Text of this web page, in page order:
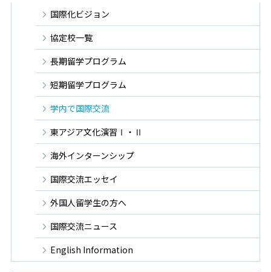
国際化ビジョン
協定校一覧
長期留学プログラム
短期留学プログラム
学内で国際交流
東アジア文化演習Ⅰ・Ⅱ
海外インターンシップ
国際交流エッセイ
外国人留学生の方へ
国際交流ニュース
English Information